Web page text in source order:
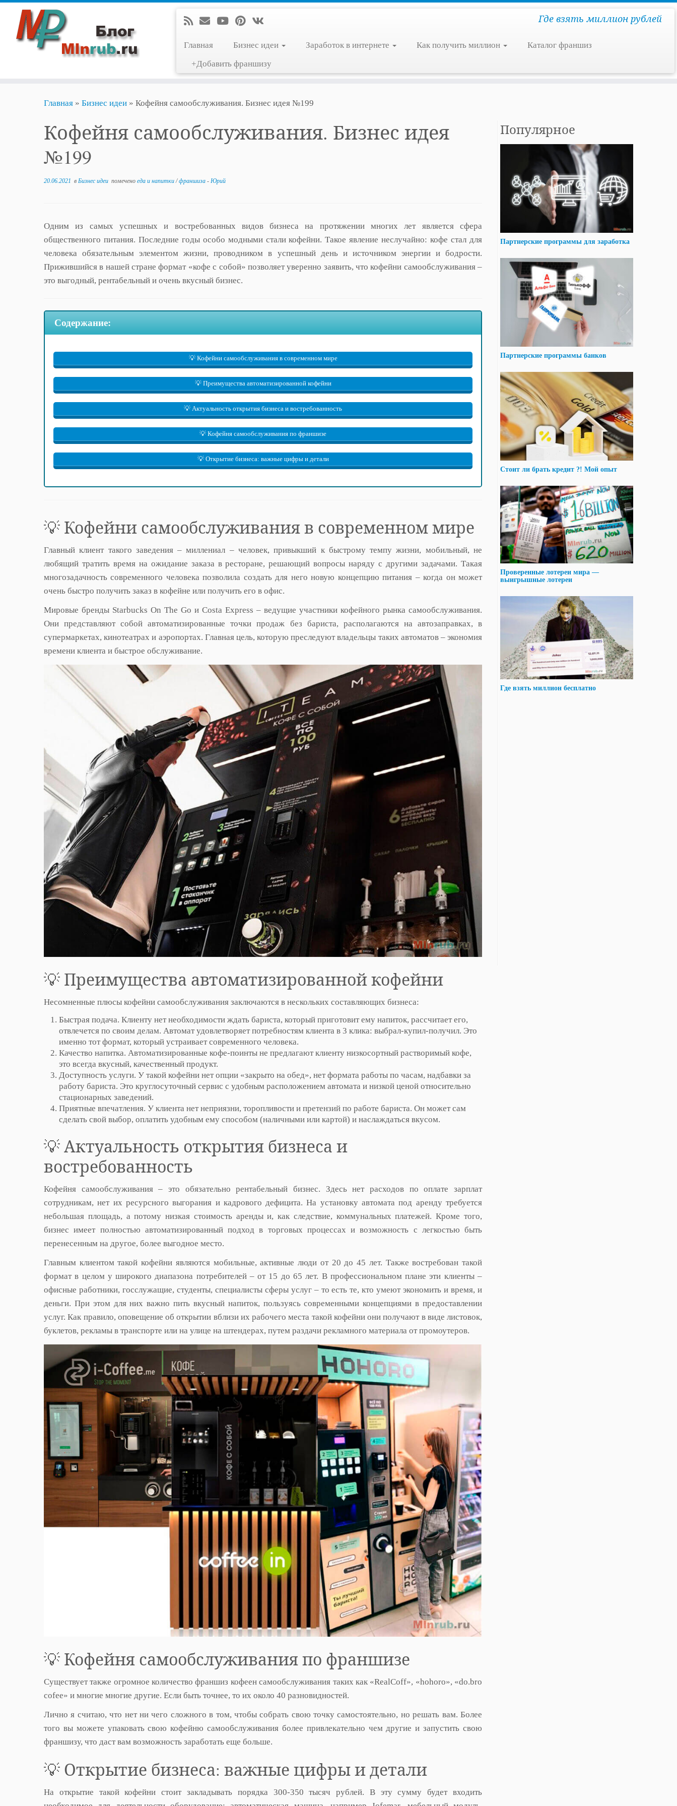
Где взять миллион рублей
Главная Бизнес идеи Заработок в интернете Как получить миллион
Каталог франшиз
+Добавить франшизу
Главная » Бизнес идеи » Кофейня самообслуживания. Бизнес идея №199
Кофейня самообслуживания. Бизнес идея
№199
20.06.2021 в Бизнес идеи помечено еда и напитки/франшиза - Юрий
Одним из самых успешных и востребованных видов бизнеса на протяжении многих лет является сфера
общественного питания. Последние годы особо модными стали кофейни. Такое явление неслучайно: кофе стал для
человека обязательным элементом жизни, проводником в успешный день и источником энергии и бодрости.
Прижившийся в нашей стране формат «кофе с собой» позволяет уверенно заявить, что кофейни самообслуживания –
это выгодный, рентабельный и очень вкусный бизнес.
Содержание:
💡 Кофейни самообслуживания в современном мире
💡 Преимущества автоматизированной кофейни
💡 Актуальность открытия бизнеса и востребованность
💡 Кофейня самообслуживания по франшизе
💡 Открытие бизнеса: важные цифры и детали
💡 Кофейни самообслуживания в современном мире
Главный клиент такого заведения – миллениал – человек, привыкший к быстрому темпу жизни, мобильный, не
любящий тратить время на ожидание заказа в ресторане, решающий вопросы наряду с другими задачами. Такая
многозадачность современного человека позволила создать для него новую концепцию питания – когда он может
очень быстро получить заказ в кофейне или получить его в офис.
Мировые бренды Starbucks On The Go и Costa Express – ведущие участники кофейного рынка самообслуживания.
Они представляют собой автоматизированные точки продаж без бариста, располагаются на автозаправках, в
супермаркетах, кинотеатрах и аэропортах. Главная цель, которую преследуют владельцы таких автоматов – экономия
времени клиента и быстрое обслуживание.
💡 Преимущества автоматизированной кофейни
Несомненные плюсы кофейни самообслуживания заключаются в нескольких составляющих бизнеса:
Быстрая подача. Клиенту нет необходимости ждать бариста, который приготовит ему напиток, рассчитает его,
отвлечется по своим делам. Автомат удовлетворяет потребностям клиента в 3 клика: выбрал-купил-получил. Это
именно тот формат, который устраивает современного человека.
Качество напитка. Автоматизированные кофе-поинты не предлагают клиенту низкосортный растворимый кофе,
это всегда вкусный, качественный продукт.
Доступность услуги. У такой кофейни нет опции «закрыто на обед», нет формата работы по часам, надбавки за
работу бариста. Это круглосуточный сервис с удобным расположением автомата и низкой ценой относительно
стационарных заведений.
Приятные впечатления. У клиента нет неприязни, торопливости и претензий по работе бариста. Он может сам
сделать свой выбор, оплатить удобным ему способом (наличными или картой) и наслаждаться вкусом.
💡 Актуальность открытия бизнеса и
востребованность
Кофейня самообслуживания – это обязательно рентабельный бизнес. Здесь нет расходов по оплате зарплат
сотрудникам, нет их ресурсного выгорания и кадрового дефицита. На установку автомата под аренду требуется
небольшая площадь, а потому низкая стоимость аренды и, как следствие, коммунальных платежей. Кроме того,
бизнес имеет полностью автоматизированный подход в торговых процессах и возможность с легкостью быть
перенесенным на другое, более выгодное место.
Главным клиентом такой кофейни являются мобильные, активные люди от 20 до 45 лет. Также востребован такой
формат в целом у широкого диапазона потребителей – от 15 до 65 лет. В профессиональном плане эти клиенты –
офисные работники, госслужащие, студенты, специалисты сферы услуг – то есть те, кто умеют экономить и время, и
деньги. При этом для них важно пить вкусный напиток, пользуясь современными концепциями в предоставлении
услуг. Как правило, оповещение об открытии вблизи их рабочего места такой кофейни они получают в виде листовок,
буклетов, рекламы в транспорте или на улице на штендерах, путем раздачи рекламного материала от промоутеров.
💡 Кофейня самообслуживания по франшизе
Существует также огромное количество франшиз кофеен самообслуживания таких как «RealCoff», «hohoro», «do.bro
cofee» и многие многие другие. Если быть точнее, то их около 40 разновидностей.
Лично я считаю, что нет ни чего сложного в том, чтобы собрать свою точку самостоятельно, но решать вам. Более
того вы можете упаковать свою кофейню самообслуживания более привлекательно чем другие и запустить свою
франшизу, что даст вам возможность заработать еще больше.
💡 Открытие бизнеса: важные цифры и детали
На открытие такой кофейни стоит закладывать порядка 300-350 тысяч рублей. В эту сумму будет входить
Популярное
Партнерские программы для заработка
Партнерские программы банков
Стоит ли брать кредит ?! Мой опыт
Проверенные лотереи мира —
выигрышные лотереи
Где взять миллион бесплатно